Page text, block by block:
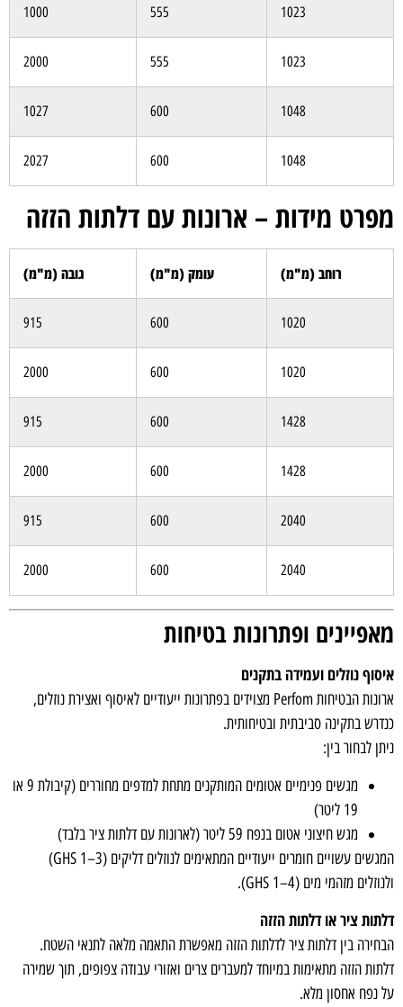
1023
555
1000
1023
555
2000
1048
600
1027
1048
600
2027
מפרט מידות – ארונות עם דלתות הזזה
רוחב (מ"מ) עומק (מ"מ) גובה (מ"מ)
1020
600
915
1020
600
2000
1428
600
915
1428
600
2000
2040
600
915
2040
600
2000
מאפיינים ופתרונות בטיחות
איסוף נוזלים ועמידה בתקנים
ארונות הבטיחות Perfom מצוידים בפתרונות ייעודיים לאיסוף ואצירת נוזלים,
כנדרש בתקינה סביבתית ובטיחותית.
ניתן לבחור בין:
מגשים פנימיים אטומים המותקנים מתחת למדפים מחוררים (קיבולת 9 או
19 ליטר)
מגש חיצוני אטום בנפח 59 ליטר (לארונות עם דלתות ציר בלבד)
המגשים עשויים חומרים ייעודיים המתאימים לנוזלים דליקים (GHS 1–3)
ולנוזלים מזהמי מים (GHS 1–4).
דלתות ציר או דלתות הזזה
הבחירה בין דלתות ציר לדלתות הזזה מאפשרת התאמה מלאה לתנאי השטח.
דלתות הזזה מתאימות במיוחד למעברים צרים ואזורי עבודה צפופים, תוך שמירה
על נפח אחסון מלא.